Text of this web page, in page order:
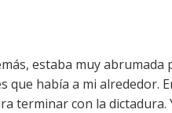
estaba muy abrumada
había a mi alrededor.
terminar con la dictadura.